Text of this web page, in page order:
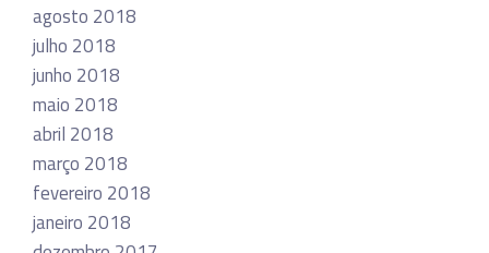
agosto 2018
julho 2018
junho 2018
maio 2018
abril 2018
março 2018
fevereiro 2018
janeiro 2018